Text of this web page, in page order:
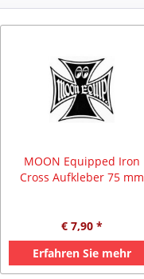
MOON Equipped Iron
Cross Aufkleber 75 mm
€ 7,90 *
Erfahren Sie mehr